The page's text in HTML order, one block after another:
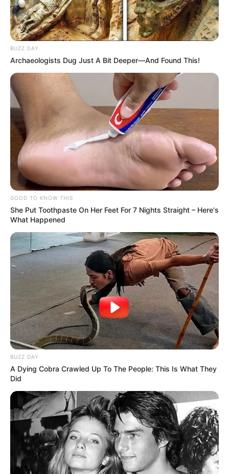
BUZZ DAY
Archaeologists Dug Just A Bit Deeper—And Found This!
GOOD TO KNOW THIS
She Put Toothpaste On Her Feet For 7 Nights Straight – Here's
What Happened
BUZZ DAY
A Dying Cobra Crawled Up To The People: This Is What They
Did